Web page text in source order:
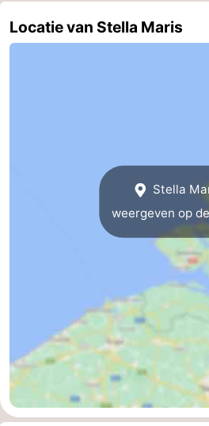
Middelburg
Zeeuws-
Locatie van Stella Maris
Stella
weergeven op